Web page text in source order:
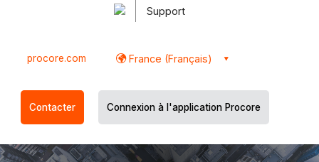
Support
procore.com France (Français)
Contacter Connexion à l'application Procore